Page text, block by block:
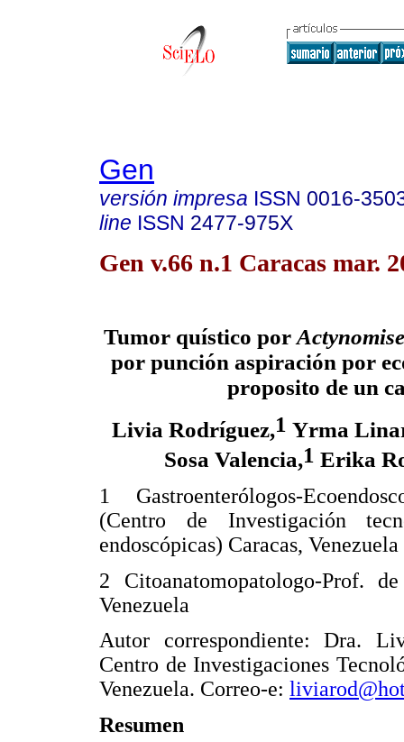
Gen
versión impresa ISSN 0016-
line ISSN 2477-975X
Gen v.66 n.1 Caracas mar.
Tumor quístico por
por punción aspiración por
proposito de un
Livia Rodríguez,1 Yrma
Sosa Valencia,1 Erika
1 Gastroenterólogos-
(Centro de Investigación
endoscópicas) Caracas, Venezuela
2 Citoanatomopatologo-Prof.
Venezuela
Autor correspondiente: Dra.
Centro de Investigaciones
Venezuela. Correo-e:
Resumen